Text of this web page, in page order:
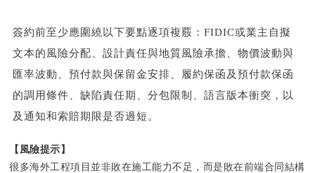
簽約前至少應圍繞以下要點逐項複覈：FIDIC或業主自擬
文本的風險分配、設計責任與地質風險承擔、物價波動與
匯率波動、預付款與保留金安排、履約保函及預付款保函
的調用條件、缺陷責任期、分包限制、語言版本衝突，以
及通知和索賠期限是否過短。
【風險提示】
很多海外工程項目並非敗在施工能力不足，而是敗在前端合同結構